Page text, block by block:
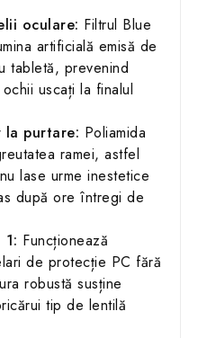
oculare: Filtrul Blue
artificială emisă de
tabletă, prevenind
uscați la finalul
la purtare: Poliamida
ramei, astfel
lase urme inestetice
după ore întregi de
Funcționează
de protecție PC fără
robustă susține
tip de lentilă